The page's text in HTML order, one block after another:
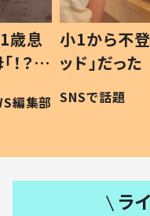
歳息
？」
編集部
小1から不登
ッド」だっ
作り続け
#令和の子
SNSで話題
ラ